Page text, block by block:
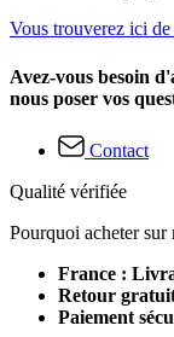
Vous trouverez ici
Avez-vous besoin
nous poser vos
Contact
Qualité vérifiée
Pourquoi acheter sur
France :
Retour
Paiement